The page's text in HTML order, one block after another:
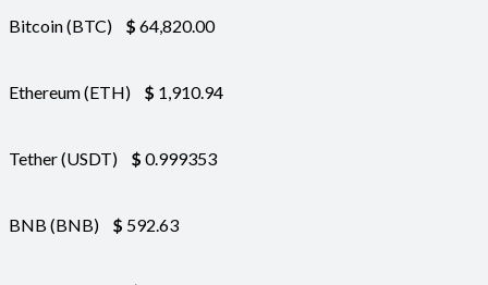
Bitcoin (BTC) $ 64,820.00
Ethereum (ETH) $ 1,910.94
Tether (USDT) $ 0.999353
BNB (BNB) $ 592.63